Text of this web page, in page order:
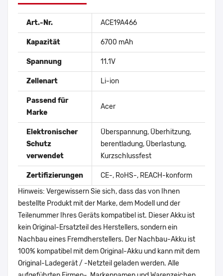
Art.-Nr. ACE19A466
Kapazität 6700 mAh
Spannung 11.1V
Zellenart Li-ion
Passend für
Marke
Acer
Elektronischer
Schutz
verwendet
Überspannung, Überhitzung,
berentladung, Überlastung,
Kurzschlussfest
Zertifizierungen
CE-, RoHS-, REACH-konform
Hinweis: Vergewissern Sie sich, dass das von Ihnen
bestellte Produkt mit der Marke, dem Modell und der
Teilenummer Ihres Geräts kompatibel ist. Dieser Akku ist
kein Original-Ersatzteil des Herstellers, sondern ein
Nachbau eines Fremdherstellers. Der Nachbau-Akku ist
100% kompatibel mit dem Original-Akku und kann mit dem
Original-Ladegerät / -Netzteil geladen werden. Alle